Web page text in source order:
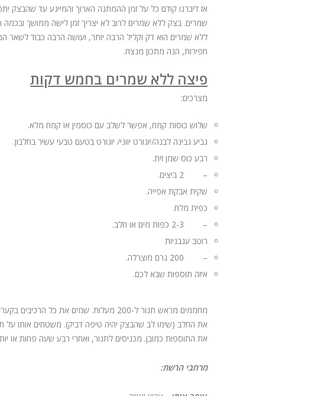
אז דיברנו קודם כל על זמן ההמתנה הארוך והמייגע עד
שמרים. בצק ללא שמרים לרוב לא יצריך זמן לישה ממושך ובכמה
ללא שמרים הוא דק וקליל הרבה יותר, ועושה הרבה כבוד לשאר
חפירות, הנה מתכון מנצח.
פיצה ללא שמרים בחמש דקות
מצרכים:
שלוש כוסות קמח, אפשר לשלב עם כוסמין או קמח מלא.
גביע גבינה לבנה/יוגורט יווני/ יוגורט בטעם טבעי עשיר בחלבון.
רבע כוס שמן זית.
– 2 ביצים.
שקית אבקת אפייה.
כפית מלח.
– 2-3 כפות מים או חלב.
רוטב עגבניות
– 200 גרם מוצרלה.
איזה תוספות שבא לכם.
מחממים מראש תנור ל-200 מעלות. שמים את
את החלב (שימו לב שהבצק יהיה טיפה דביק). משטחים אותו על
את התוספות כמובן. מכניסים לתנור, ואחרי רבע שעה פחות או
מרחבי הרשת: